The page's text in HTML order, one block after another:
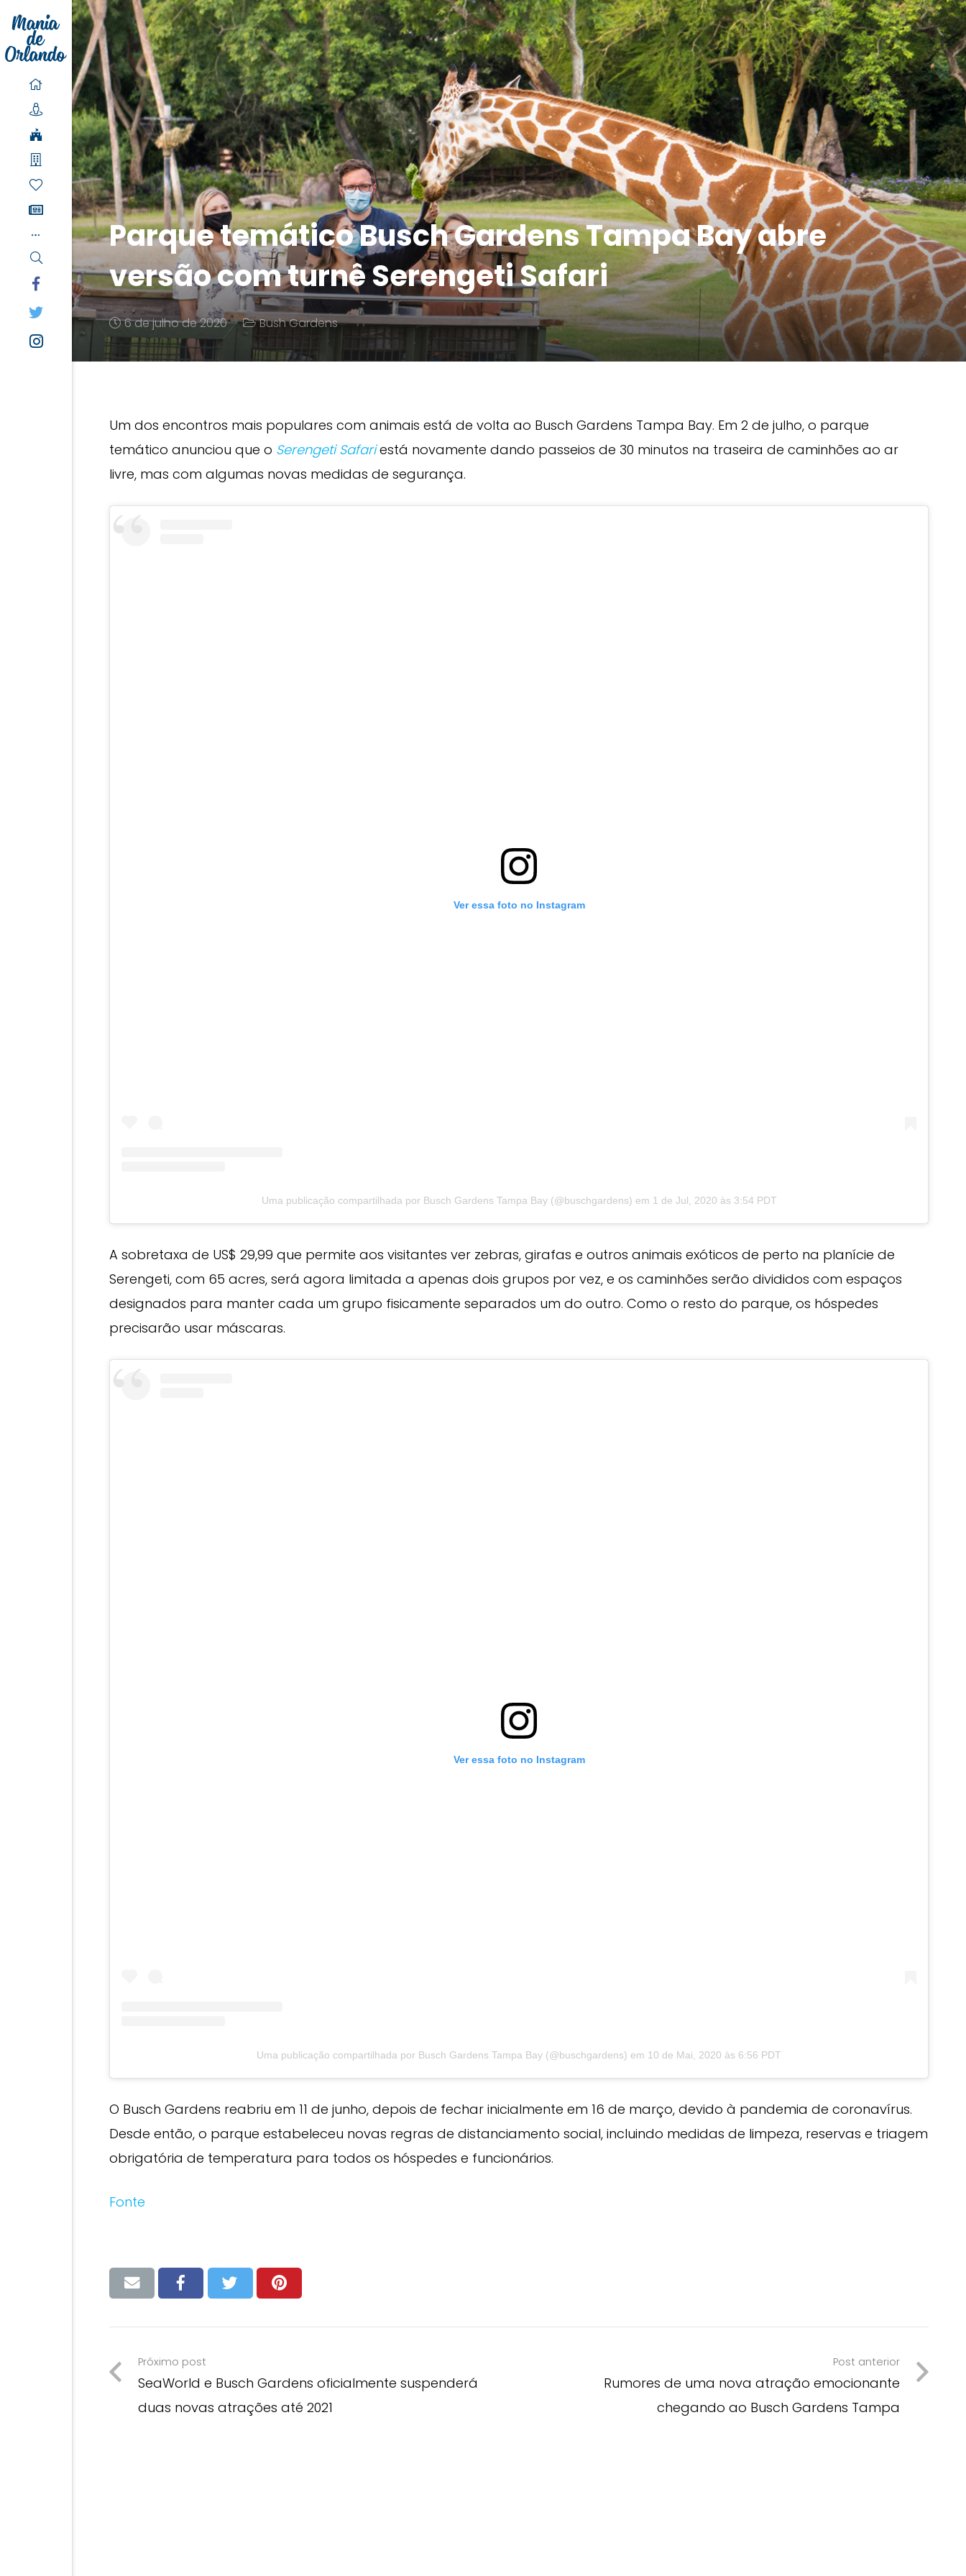
Parque temático Busch Gardens Tampa Bay abre
versão com turnê Serengeti Safari
6 de julho de 2020 Bush Gardens
Um dos encontros mais populares com animais está de volta ao Busch Gardens Tampa Bay. Em 2 de julho, o parque
temático anunciou que o Serengeti Safariestá novamente dando passeios de 30 minutos na traseira de caminhões ao ar
livre, mas com algumas novas medidas de segurança.
Ver essa foto no Instagram
Uma publicação compartilhada por Busch Gardens Tampa Bay (@buschgardens) em 1 de Jul, 2020 às 3:54 PDT
A sobretaxa de US$ 29,99 que permite aos visitantes ver zebras, girafas e outros animais exóticos de perto na planície de
Serengeti, com 65 acres, será agora limitada a apenas dois grupos por vez, e os caminhões serão divididos com espaços
designados para manter cada um grupo fisicamente separados um do outro. Como o resto do parque, os hóspedes
precisarão usar máscaras.
Ver essa foto no Instagram
Uma publicação compartilhada por Busch Gardens Tampa Bay (@buschgardens) em 10 de Mai, 2020 às 6:56 PDT
O Busch Gardens reabriu em 11 de junho, depois de fechar inicialmente em 16 de março, devido à pandemia de coronavírus.
Desde então, o parque estabeleceu novas regras de distanciamento social, incluindo medidas de limpeza, reservas e triagem
obrigatória de temperatura para todos os hóspedes e funcionários.
Fonte
Post anterior
Rumores de uma nova atração emocionante
chegando ao Busch Gardens Tampa
Próximo post
SeaWorld e Busch Gardens oficialmente suspenderá
duas novas atrações até 2021